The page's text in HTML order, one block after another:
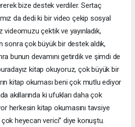
bize destek verdiler. Sertaç
da dedi ki bir video çekip sosyal
videomuzu çektik ve yayınladık,
sonra çok büyük bir destek aldık,
bunun devamını getirdik ve şimdi de
kitap okuyoruz, çok büyük bir
kitap okuması beni çok mutlu ediyor
akıllarında ki ufukları daha çok
herkesin kitap okumasını tavsiye
heyecan verici” diye konuştu.